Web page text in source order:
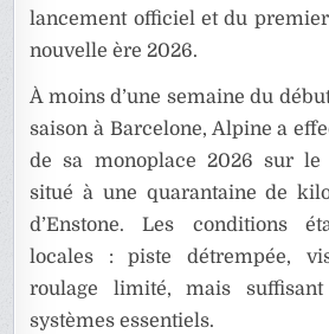
lancement officiel et du
nouvelle ère 2026.
À moins d’une semaine du
saison à Barcelone, Alpine a
de sa monoplace 2026 sur le
situé à une quarantaine de
d’Enstone. Les conditions
locales : piste détrempée,
roulage limité, mais
systèmes essentiels.